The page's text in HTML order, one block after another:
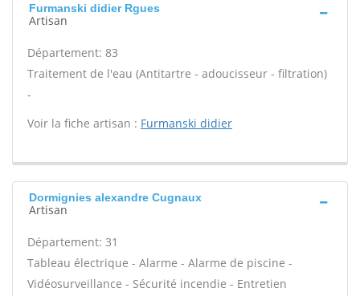
Furmanski didier Rgues
Artisan
Département: 83
Traitement de l'eau (Antitartre - adoucisseur - filtration)
-
Voir la fiche artisan : Furmanski didier
Dormignies alexandre Cugnaux
Artisan
Département: 31
Tableau électrique - Alarme - Alarme de piscine -
Vidéosurveillance - Sécurité incendie - Entretien